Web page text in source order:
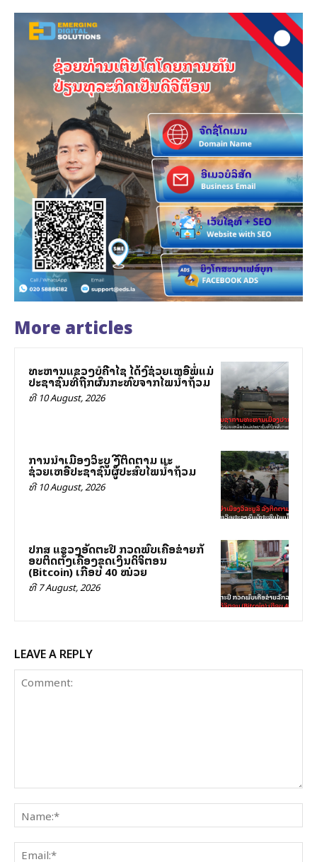
More articles
ທະຫານແຂວງບໍລີຄຳໄຊ ໄດ້ລົງຊ່ວຍເຫລືອພໍ່ແມ່
ປະຊາຊົນທີ່ຖືກຜົນກະທົບຈາກໄພນ້ຳຖ້ວມ
ທີ 10 August, 2026
ການນຳເມືອງວິລະບູລີ ລົງຕິດຕາມ ແລະ
ຊ່ວຍເຫລືອປະຊາຊົນຜູ້ປະສົບໄພນ້ຳຖ້ວມ
ທີ 10 August, 2026
ປກສ ແຂວງອັດຕະປື ກວດພົບເຄືອຂ່າຍລັກ
ລອບຕິດຕັ້ງເຄື່ອງຂຸດເງິນດິຈິຕອນ
(Bitcoin) ເກືອບ 40 ໝ່ວຍ
ທີ 7 August, 2026
LEAVE A REPLY